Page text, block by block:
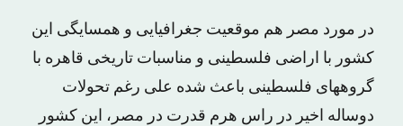
در مورد مصر هم موقعیت جغرافیایى و همسایگى این
کشور با اراضى فلسطینى و مناسبات تاریخى قاهره با
گروههاى فلسطینى باعث شده على رغم تحولات
دوساله اخیر در راس هرم قدرت در مصر، این کشور